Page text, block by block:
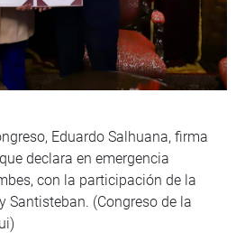
Eduardo Salhuana, firma
declara en emergencia
con la participación de la
Santisteban. (Congreso de la